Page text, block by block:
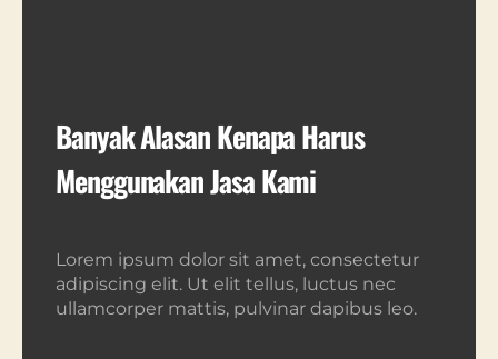
Banyak Alasan Kenapa Harus
Menggunakan Jasa Kami
Lorem ipsum dolor sit amet, consectetur
adipiscing elit. Ut elit tellus, luctus nec
ullamcorper mattis, pulvinar dapibus leo.